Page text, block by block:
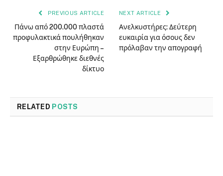
PREVIOUS ARTICLE
Πάνω από 200.000 πλαστά
προφυλακτικά πουλήθηκαν
στην Ευρώπη –
Εξαρθρώθηκε διεθνές
δίκτυο
NEXT ARTICLE
Ανελκυστήρες: Δεύτερη
ευκαιρία για όσους δεν
πρόλαβαν την απογραφή
RELATED POSTS